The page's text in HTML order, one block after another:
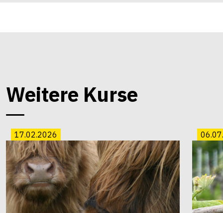
Weitere Kurse
17.02.2026